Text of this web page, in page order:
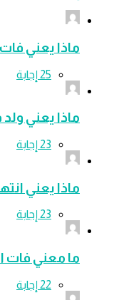
ماذا يعني فات
ماذا يعني ولد
ماذا يعني انتهازى ؟
ما معني فات